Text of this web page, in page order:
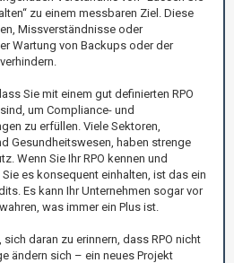
zu einem messbaren Ziel. Diese
Missverständnisse oder
Wartung von Backups oder der
Sie mit einem gut definierten RPO
um Compliance- und
zu erfüllen. Viele Sektoren,
Gesundheitswesen, haben strenge
Wenn Sie Ihr RPO kennen und
es konsequent einhalten, ist das ein
Es kann Ihr Unternehmen sogar vor
was immer ein Plus ist.
daran zu erinnern, dass RPO nicht
ändern sich – ein neues Projekt